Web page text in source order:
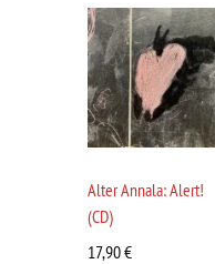
Alter Annala: Alert!
(CD)
17,90€